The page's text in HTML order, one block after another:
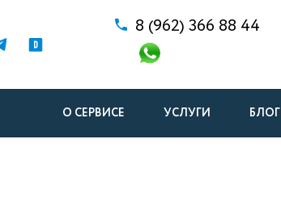
8 (962) 366 88 44
О СЕРВИСЕ УСЛУГИ БЛОГ